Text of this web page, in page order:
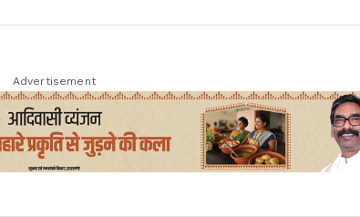
Advertisement